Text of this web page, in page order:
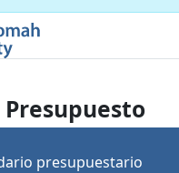
presupuestario